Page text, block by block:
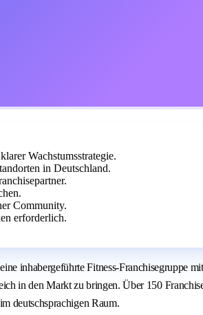
Wachstumsstrategie.
in Deutschland.
Community.
erforderlich.
inhabergeführte Fitness-Franchisegruppe
in den Markt zu bringen. Über 150
deutschsprachigen Raum.